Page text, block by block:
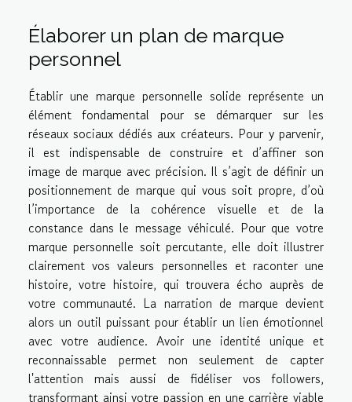
Élaborer un plan de marque
personnel
Établir une marque personnelle solide représente un
élément fondamental pour se démarquer sur les
réseaux sociaux dédiés aux créateurs. Pour y parvenir,
il est indispensable de construire et d’affiner son
image de marque avec précision. Il s’agit de définir un
positionnement de marque qui vous soit propre, d’où
l’importance de la cohérence visuelle et de la
constance dans le message véhiculé. Pour que votre
marque personnelle soit percutante, elle doit illustrer
clairement vos valeurs personnelles et raconter une
histoire, votre histoire, qui trouvera écho auprès de
votre communauté. La narration de marque devient
alors un outil puissant pour établir un lien émotionnel
avec votre audience. Avoir une identité unique et
reconnaissable permet non seulement de capter
l'attention mais aussi de fidéliser vos followers,
transformant ainsi votre passion en une carrière viable